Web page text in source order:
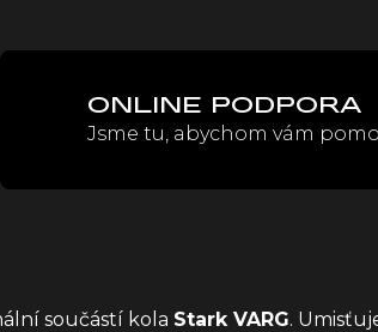
ONLINE PODPORA
Jsme tu, abychom vám
součástí kola Stark VARG.